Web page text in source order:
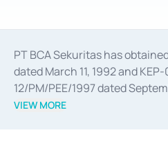
PT BCA Sekuritas has
dated March 11, 1992 and
12/PM/PEE/1997 dated
divestments, and joint
VIEW MORE